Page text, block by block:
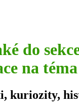
do
na
kuriozity,